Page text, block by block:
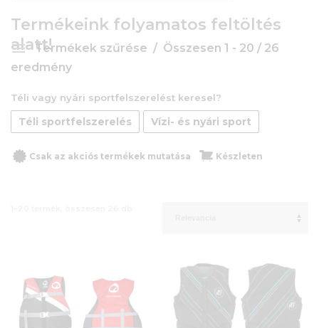
Termékeink folyamatos feltöltés
alatt!Termékek szűrése
Összesen 1 - 20 / 26
eredmény
Téli vagy nyári sportfelszerelést keresel?
Téli sportfelszerelés Vízi- és nyári sport
Csak az akciós termékek mutatása Készleten